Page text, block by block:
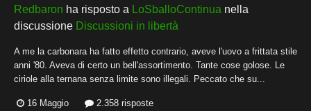
Redbaron ha risposto a LoSballoContinua nella
discussione Discussioni in libertà
A me la carbonara ha fatto effetto contrario, aveve l'uovo a frittata stile
anni '80. Aveva di certo un bell'assortimento. Tante cose golose. Le
ciriole alla ternana senza limite sono illegali. Peccato che su...
16 Maggio 2.358 risposte